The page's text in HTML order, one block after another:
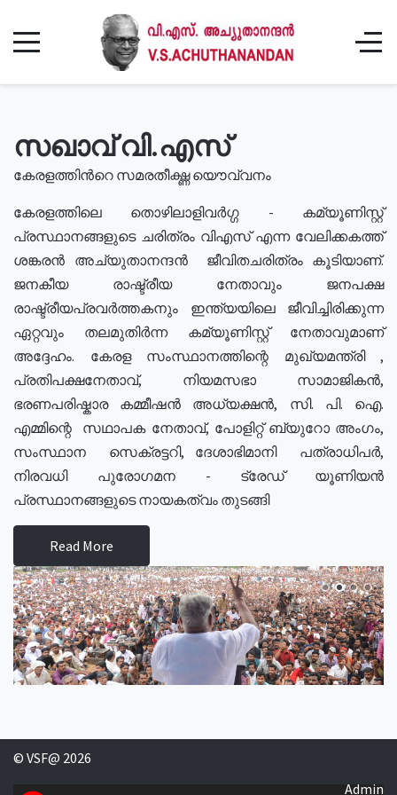
സഖാവ് വി.എസ്
കേരളത്തിൻറെ സമരതീക്ഷ്ണ യൌവ്വനം
കേരളത്തിലെ തൊഴിലാളിവർഗ്ഗ - കമ്യൂണിസ്റ്റ്
പ്രസ്ഥാനങ്ങളുടെ ചരിത്രം വിഎസ് എന്ന വേലിക്കകത്ത്
ശങ്കരൻ അച്യുതാനന്ദൻ ജീവിതചരിത്രം കൂടിയാണ്.
ജനകീയ രാഷ്ട്രീയ നേതാവും ജനപക്ഷ
രാഷ്ട്രീയപ്രവർത്തകനും ഇന്ത്യയിലെ ജീവിച്ചിരിക്കുന്ന
ഏറ്റവും തലമുതിർന്ന കമ്യൂണിസ്റ്റ് നേതാവുമാണ്
അദ്ദേഹം. കേരള സംസ്ഥാനത്തിന്റെ മുഖ്യമന്ത്രി ,
പ്രതിപക്ഷനേതാവ്, നിയമസഭാ സാമാജികൻ,
ഭരണപരിഷ്കാര കമ്മീഷൻ അധ്യക്ഷൻ, സി. പി. ഐ.
എമ്മിന്റെ സഥാപക നേതാവ്, പോളിറ്റ് ബ്യുറോ അംഗം,
സംസ്ഥാന സെക്രട്ടറി, ദേശാഭിമാനി പത്രാധിപർ,
നിരവധി പുരോഗമന - ട്രേഡ് യൂണിയൻ
പ്രസ്ഥാനങ്ങളുടെ നായകത്വം തുടങ്ങി
Read More
© VSF@ 2026
Admin